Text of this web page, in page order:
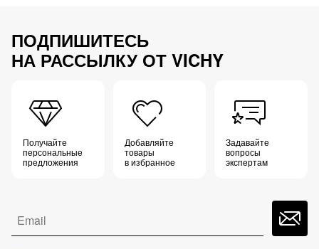
ПОДПИШИТЕСЬ
НА РАССЫЛКУ ОТ VICHY
Получайте
персональные
предложения
Добавляйте
товары
в избранное
Задавайте
вопросы
экспертам
Email